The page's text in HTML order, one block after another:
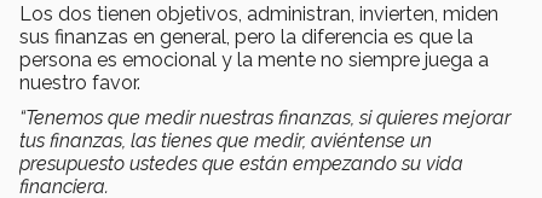
Los dos tienen objetivos, administran, invierten, miden
sus finanzas en general, pero la diferencia es que la
persona es emocional y la mente no siempre juega a
nuestro favor.
“Tenemos que medir nuestras finanzas, si quieres mejorar
tus finanzas, las tienes que medir, aviéntense un
presupuesto ustedes que están empezando su vida
financiera.